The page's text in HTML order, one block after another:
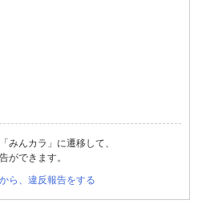
みんカラ」に遷移して、
ができます。
ら、違反報告をする